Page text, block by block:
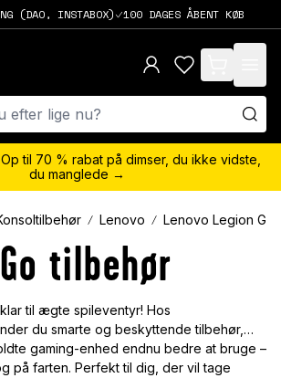
(DAO, INSTABOX) 100 DAGES ÅBENT KØB
items in cart,
til 70 % rabat på dimser, du ikke vidste,
du manglede →
Lenovo Lenovo Legion Go
tilbehør
til ægte spileventyr! Hos
du smarte og beskyttende tilbehør,
gaming-enhed endnu bedre at bruge –
på farten. Perfekt til dig, der vil tage